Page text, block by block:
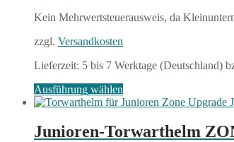
Kein Mehrwertsteuerausweis, da
zzgl. Versandkosten
Lieferzeit: 5 bis 7 Werktage (Deutschland)
Ausführung wählen
Produkt
mehrere
Varianten
Junioren-Torwarthelm